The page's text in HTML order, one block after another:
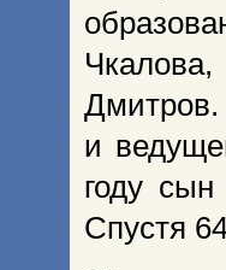
Дмитров.
и
году
Спустя